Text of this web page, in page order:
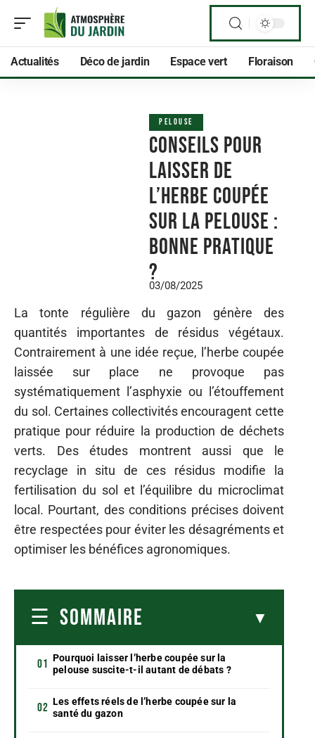
Actualités Déco de jardin Espace vert Floraison
PELOUSE
Conseils pour
laisser de
l’herbe coupée
sur la pelouse :
bonne pratique
?
03/08/2025
La tonte régulière du gazon génère des
quantités importantes de résidus végétaux.
Contrairement à une idée reçue, l’herbe coupée
laissée sur place ne provoque pas
systématiquement l’asphyxie ou l’étouffement
du sol. Certaines collectivités encouragent cette
pratique pour réduire la production de déchets
verts. Des études montrent aussi que le
recyclage in situ de ces résidus modifie la
fertilisation du sol et l’équilibre du microclimat
local. Pourtant, des conditions précises doivent
être respectées pour éviter les désagréments et
optimiser les bénéfices agronomiques.
SOMMAIRE
Pourquoi laisser l’herbe coupée sur la
pelouse suscite-t-il autant de débats ?
Les effets réels de l’herbe coupée sur la
santé du gazon